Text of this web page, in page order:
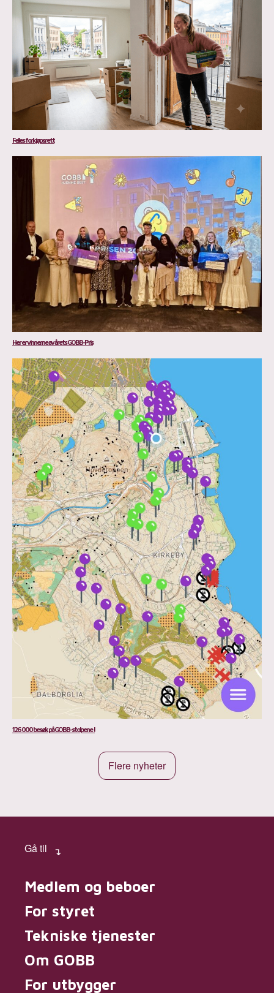
Felles forkjøpsrett
Her er vinnerne av årets GOBB-Pris
126 000 besøk på GOBB-stolpene !
Flere nyheter
Gå til
Medlem og beboer
For styret
Tekniske tjenester
Om GOBB
For utbygger